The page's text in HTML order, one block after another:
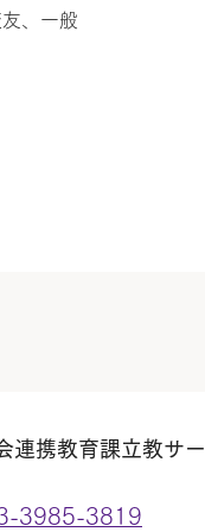
、一般
連携教育課立教サ
3985-3819